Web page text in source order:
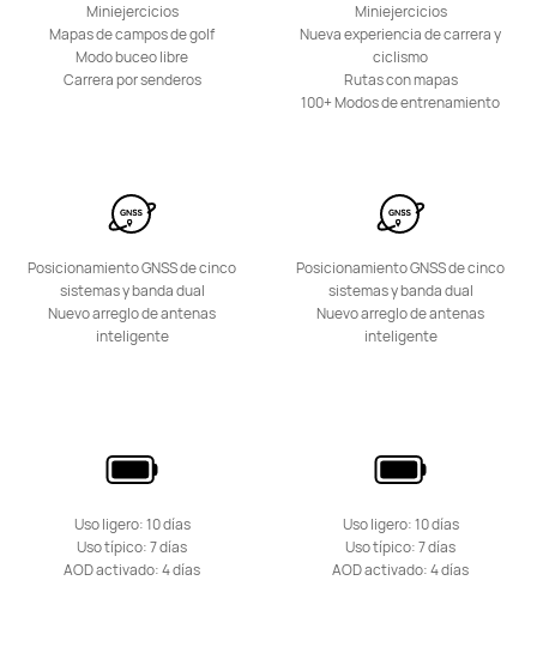
Conoce más Comprar
HUAWEI Band 7
Conoce más
WATCH KIDS Series
HUAWEI WATCH KIDS 4 Pro
Miniejercicios
Mapas de campos de golf
Modo buceo libre
Carrera por senderos
Posicionamiento GNSS de cinco
sistemas y banda dual
Nuevo arreglo de antenas
inteligente
Uso ligero: 10 días
Uso típico: 7 días
AOD activado: 4 días
Miniejercicios
Nueva experiencia de carrera y
ciclismo
Rutas con mapas
100+ Modos de entrenamiento
Posicionamiento GNSS de cinco
sistemas y banda dual
Nuevo arreglo de antenas
inteligente
Uso ligero: 10 días
Uso típico: 7 días
AOD activado: 4 días